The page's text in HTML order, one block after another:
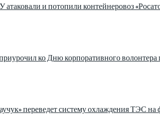
и потопили контейнеровоз
ко Дню корпоративного
переведет систему охлаждения ТЭС